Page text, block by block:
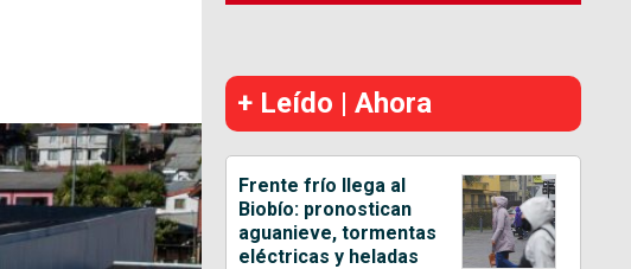
+ Leído | Ahora
Frente frío llega al
Biobío: pronostican
aguanieve, tormentas
eléctricas y heladas